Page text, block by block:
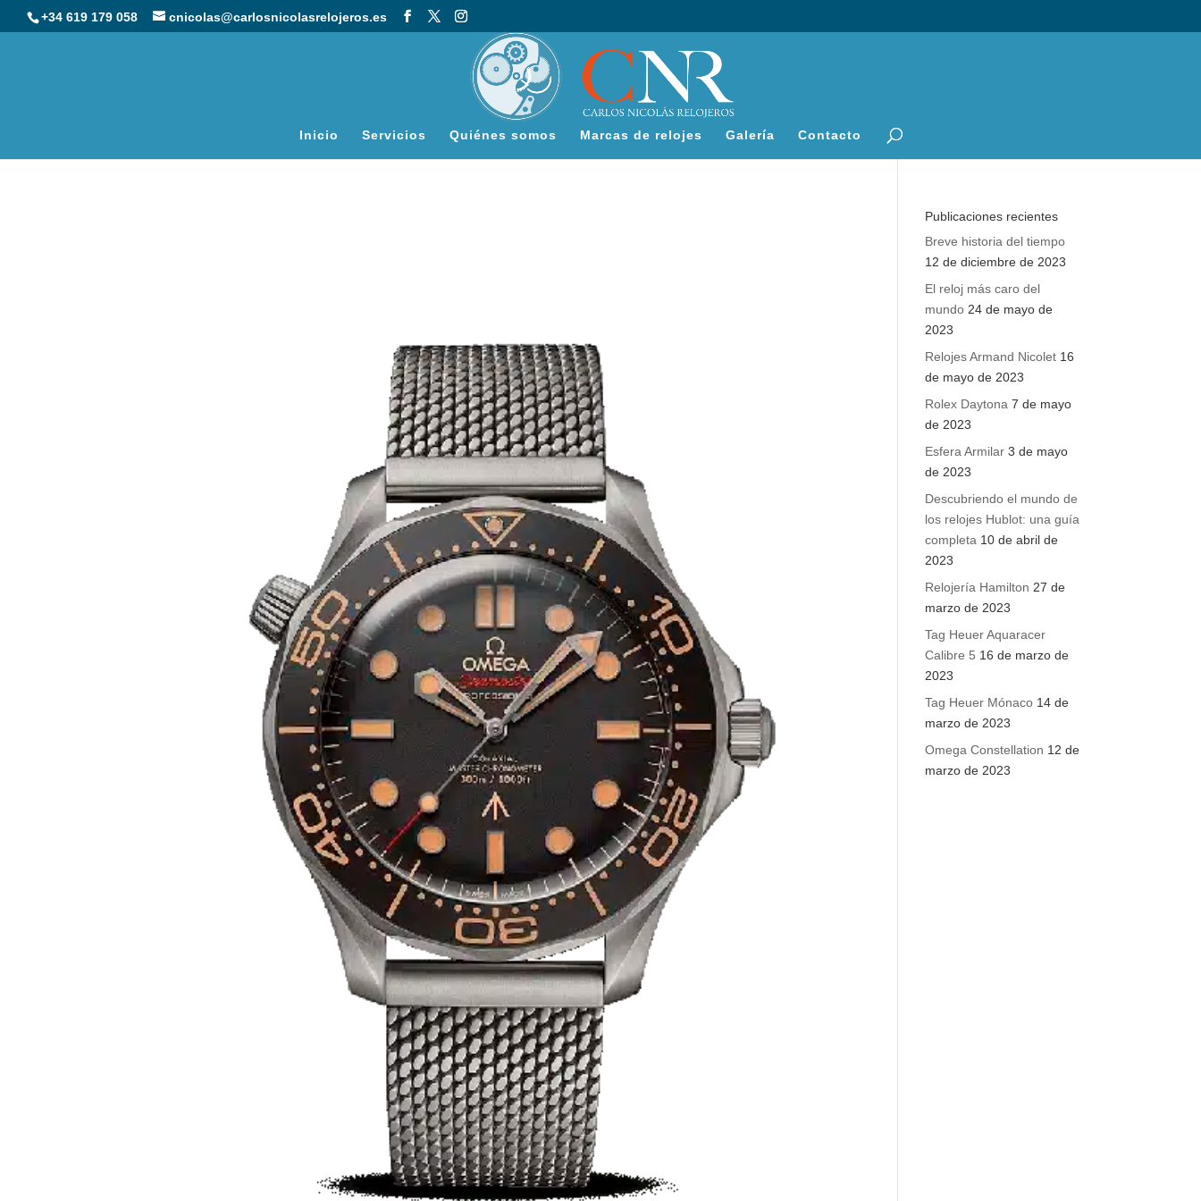
+34 619 179 058 cnicolas@carlosnicolasrelojeros.es
Inicio Servicios Quiénes somos Marcas de relojes Galería Contacto
Publicaciones recientes
Breve historia del tiempo
12 de diciembre de 2023
El reloj más caro del
mundo 24 de mayo de
2023
Relojes Armand Nicolet 16
de mayo de 2023
Rolex Daytona 7 de mayo
de 2023
Esfera Armilar 3 de mayo
de 2023
Descubriendo el mundo de
los relojes Hublot: una guía
completa 10 de abril de
2023
Relojería Hamilton 27 de
marzo de 2023
Tag Heuer Aquaracer
Calibre 5 16 de marzo de
2023
Tag Heuer Mónaco 14 de
marzo de 2023
Omega Constellation 12 de
marzo de 2023